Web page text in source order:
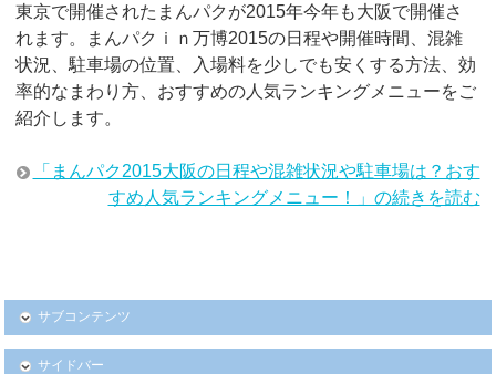
東京で開催されたまんパクが2015年今年も大阪で開催さ
れます。まんパクｉｎ万博2015の日程や開催時間、混雑
状況、駐車場の位置、入場料を少しでも安くする方法、効
率的なまわり方、おすすめの人気ランキングメニューをご
紹介します。
「まんパク2015大阪の日程や混雑状況や駐車場は？おす
すめ人気ランキングメニュー！」の続きを読む
サブコンテンツ
サイドバー